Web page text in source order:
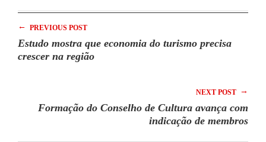
← PREVIOUS POST
Estudo mostra que economia do turismo precisa
crescer na região
NEXT POST →
Formação do Conselho de Cultura avança com
indicação de membros